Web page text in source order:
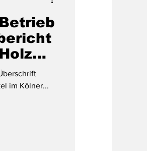
im Kölner...